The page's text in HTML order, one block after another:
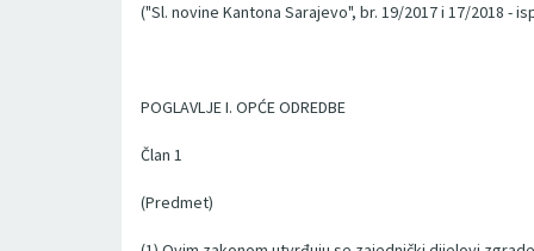
("Sl. novine Kantona Sarajevo", br. 19/2017 i 17/2018 -
POGLAVLJE I. OPĆE ODREDBE
Član 1
(Predmet)